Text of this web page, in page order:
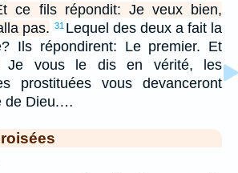
ce fils répondit: Je veux bien,
pas. 31 Lequel des deux a fait la
Ils répondirent: Le premier. Et
Je vous le dis en vérité, les
prostituées vous devanceront
de Dieu.…